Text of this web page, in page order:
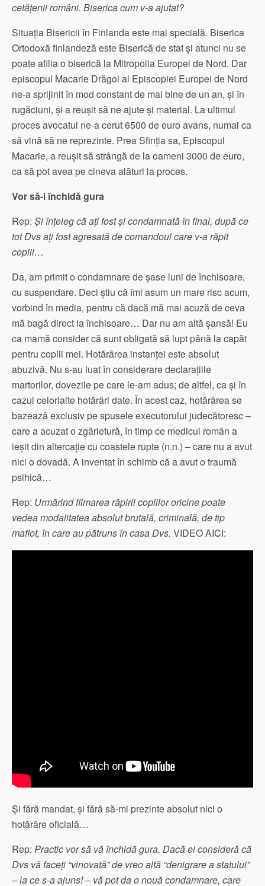
cetățenii români. Biserica cum v-a ajutat?
Situația Bisericii în Finlanda este mai specială. Biserica
Ortodoxă finlandeză este Biserică de stat și atunci nu se
poate afilia o biserică la Mitropolia Europei de Nord. Dar
episcopul Macarie Drăgoi al Episcopiei Europei de Nord
ne-a sprijinit în mod constant de mai bine de un an, și în
rugăciuni, și a reușit să ne ajute și material. La ultimul
proces avocatul ne-a cerut 6500 de euro avans, numai ca
să vină să ne reprezinte. Prea Sfinția sa, Episcopul
Macarie, a reușit să strângă de la oameni 3000 de euro,
ca să pot avea pe cineva alături la proces.
Vor să-i închidă gura
Rep: Și înțeleg că ați fost și condamnată în final, după ce
tot Dvs ați fost agresată de comandoul care v-a răpit
copiii…
Da, am primit o condamnare de șase luni de închisoare,
cu suspendare. Deci știu că îmi asum un mare risc acum,
vorbind în media, pentru că dacă mă mai acuză de ceva
mă bagă direct la închisoare… Dar nu am altă șansă! Eu
ca mamă consider că sunt obligată să lupt până la capăt
pentru copiii mei. Hotărârea instanței este absolut
abuzivă. Nu s-au luat în considerare declarațiile
martorilor, dovezile pe care le-am adus; de altfel, ca și în
cazul celorlalte hotărâri date. În acest caz, hotărârea se
bazează exclusiv pe spusele executorului judecătoresc –
care a acuzat o zgârietură, în timp ce medicul român a
ieșit din altercație cu coastele rupte (n.n.) – care nu a avut
nici o dovadă. A inventat în schimb că a avut o traumă
psihică…
Rep: Urmărind filmarea răpirii copiilor oricine poate
vedea modalitatea absolut brutală, criminală, de tip
mafiot, în care au pătruns în casa Dvs. VIDEO AICI:
Și fără mandat, și fără să-mi prezinte absolut nici o
hotărâre oficială…
Rep: Practic vor să vă închidă gura. Dacă ei consideră că
Dvs vă faceți “vinovată” de vreo altă “denigrare a statului”
– la ce s-a ajuns! – vă pot da o nouă condamnare, care